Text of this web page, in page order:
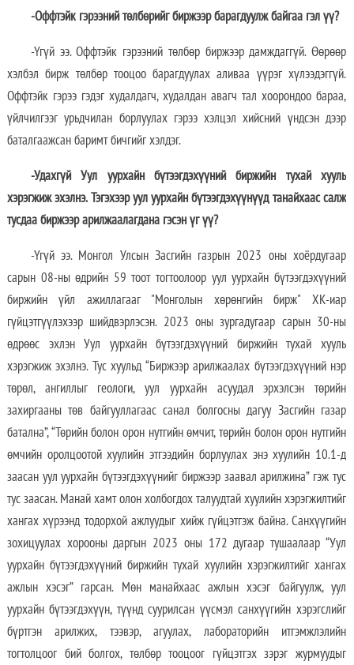
-Оффтэйк гэрээний төлбөрийг биржээр барагдуулж байгаа гэл үү?
-Үгүй ээ. Оффтэйк гэрээний төлбөр биржээр дамждаггүй. Өөрөөр
хэлбэл бирж төлбөр тооцоо барагдуулах аливаа үүрэг хүлээдэггүй.
Оффтэйк гэрээ гэдэг худалдагч, худалдан авагч тал хоорондоо бараа,
үйлчилгээг урьдчилан борлуулах гэрээ хэлцэл хийсний үндсэн дээр
баталгаажсан баримт бичгийг хэлдэг.
-Удахгүй Уул уурхайн бүтээгдэхүүний биржийн тухай хууль
хэрэгжиж эхэлнэ. Тэгэхээр уул уурхайн бүтээгдэхүүнүүд танайхаас салж
тусдаа биржээр арилжаалагдана гэсэн үг үү?
-Үгүй ээ. Монгол Улсын Засгийн газрын 2023 оны хоёрдугаар
сарын 08-ны өдрийн 59 тоот тогтоолоор уул уурхайн бүтээгдэхүүний
биржийн үйл ажиллагааг "Монголын хөрөнгийн бирж" ХК-иар
гүйцэтгүүлэхээр шийдвэрлэсэн. 2023 оны зургадугаар сарын 30-ны
өдрөөс эхлэн Уул уурхайн бүтээгдэхүүний биржийн тухай хууль
хэрэгжиж эхэлнэ. Тус хуульд “Биржээр арилжаалах бүтээгдэхүүний нэр
төрөл, ангиллыг геологи, уул уурхайн асуудал эрхэлсэн төрийн
захиргааны төв байгууллагаас санал болгосны дагуу Засгийн газар
батална”, “Төрийн болон орон нутгийн өмчит, төрийн болон орон нутгийн
өмчийн оролцоотой хуулийн этгээдийн борлуулах энэ хуулийн 10.1-д
заасан уул уурхайн бүтээгдэхүүнийг биржээр заавал арилжина” гэж тус
тус заасан. Манай хамт олон холбогдох талуудтай хуулийн хэрэгжилтийг
хангах хүрээнд тодорхой ажлуудыг хийж гүйцэтгэж байна. Санхүүгийн
зохицуулах хорооны даргын 2023 оны 172 дугаар тушаалаар “Уул
уурхайн бүтээгдэхүүний биржийн тухай хуулийн хэрэгжилтийг хангах
ажлын хэсэг” гарсан. Мөн манайхаас ажлын хэсэг байгуулж, уул
уурхайн бүтээгдэхүүн, түүнд суурилсан үүсмэл санхүүгийн хэрэгслийг
бүртгэн арилжих, тээвэр, агуулах, лабораторийн итгэмжлэлийн
тогтолцоог бий болгох, төлбөр тооцоог гүйцэтгэх зэрэг журмуудыг